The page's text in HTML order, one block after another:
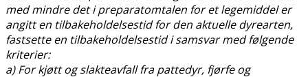
med mindre det i preparatomtalen for et legemiddel er
angitt en tilbakeholdelsestid for den aktuelle dyrearten,
fastsette en tilbakeholdelsestid i samsvar med følgende
kriterier:
a) For kjøtt og slakteavfall fra pattedyr, fjørfe og